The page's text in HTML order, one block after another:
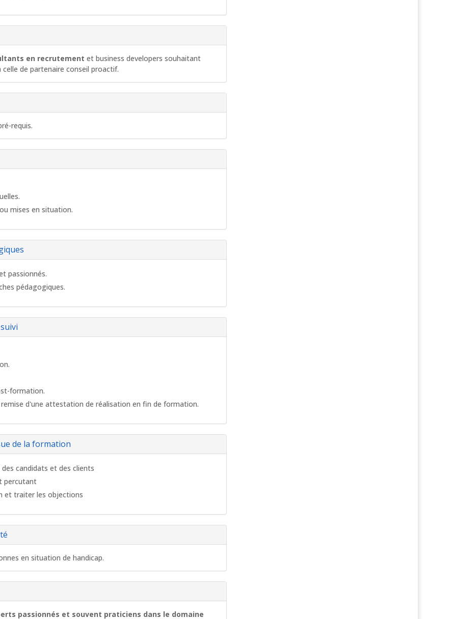
en recrutement et business developers souhaitant
de partenaire conseil proactif.
requis.
mises en situation.
passionnés.
pédagogiques.
formation.
d'une attestation de réalisation en fin de formation.
de la formation
candidats et des clients
percutant
et traiter les objections
en situation de handicap.
passionnés et souvent praticiens dans le domaine